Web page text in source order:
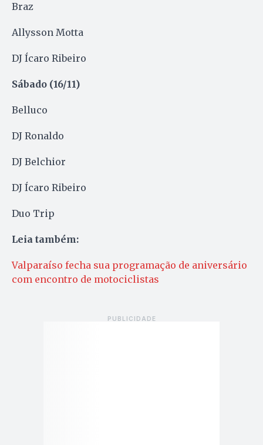
Braz
Allysson Motta
DJ Ícaro Ribeiro
Sábado (16/11)
Belluco
DJ Ronaldo
DJ Belchior
DJ Ícaro Ribeiro
Duo Trip
Leia também:
Valparaíso fecha sua programação de aniversário
com encontro de motociclistas